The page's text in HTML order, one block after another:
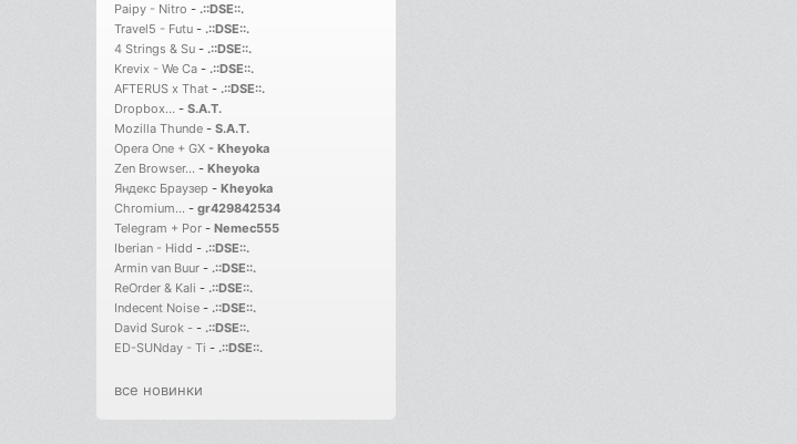
Paipy - Nitro - .::DSE::.
Travel5 - Futu - .::DSE::.
4 Strings & Su - .::DSE::.
Krevix - We Ca - .::DSE::.
AFTERUS x That - .::DSE::.
Dropbox... - S.A.T.
Mozilla Thunde - S.A.T.
Opera One + GX - Kheyoka
Zen Browser... - Kheyoka
Яндекс Браузер - Kheyoka
Chromium... - gr429842534
Telegram + Por - Nemec555
Iberian - Hidd - .::DSE::.
Armin van Buur - .::DSE::.
ReOrder & Kali - .::DSE::.
Indecent Noise - .::DSE::.
David Surok - - .::DSE::.
ED-SUNday - Ti - .::DSE::.
все новинки